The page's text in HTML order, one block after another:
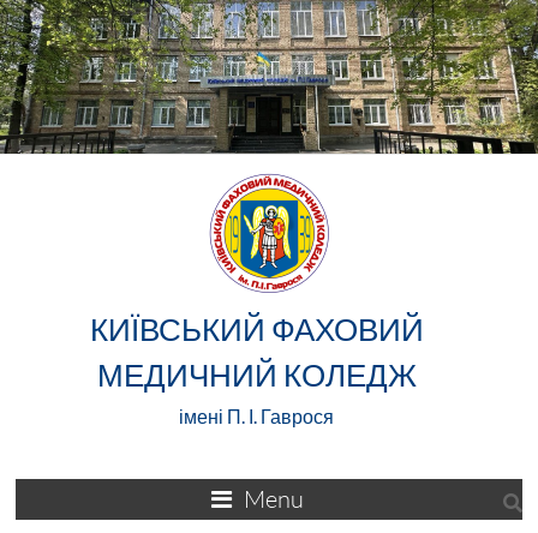
КИЇВСЬКИЙ ФАХОВИЙ
МЕДИЧНИЙ КОЛЕДЖ
імені П. І. Гаврося
Menu